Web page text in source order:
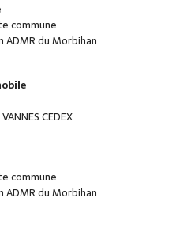
commune
du Morbihan
CEDEX
commune
du Morbihan